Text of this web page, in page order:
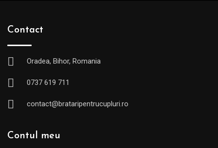
Contact
Oradea, Bihor, Romania
0737 619 711
contact@brataripentrucupluri.ro
Contul meu